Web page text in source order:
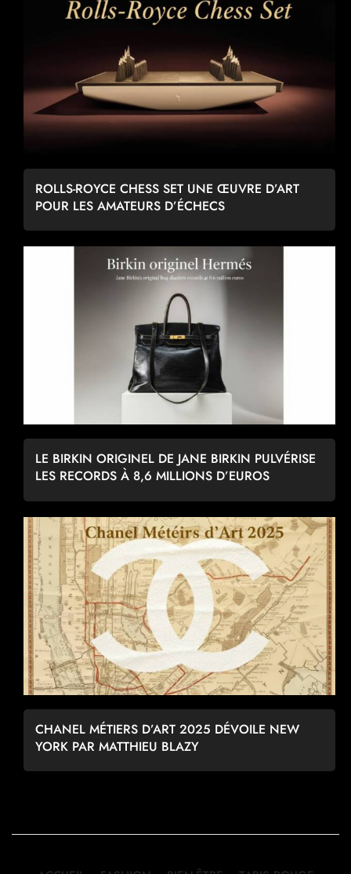
ROLLS-ROYCE CHESS SET UNE ŒUVRE D’ART
POUR LES AMATEURS D’ÉCHECS
LE BIRKIN ORIGINEL DE JANE BIRKIN PULVÉRISE
LES RECORDS À 8,6 MILLIONS D’EUROS
CHANEL MÉTIERS D’ART 2025 DÉVOILE NEW
YORK PAR MATTHIEU BLAZY